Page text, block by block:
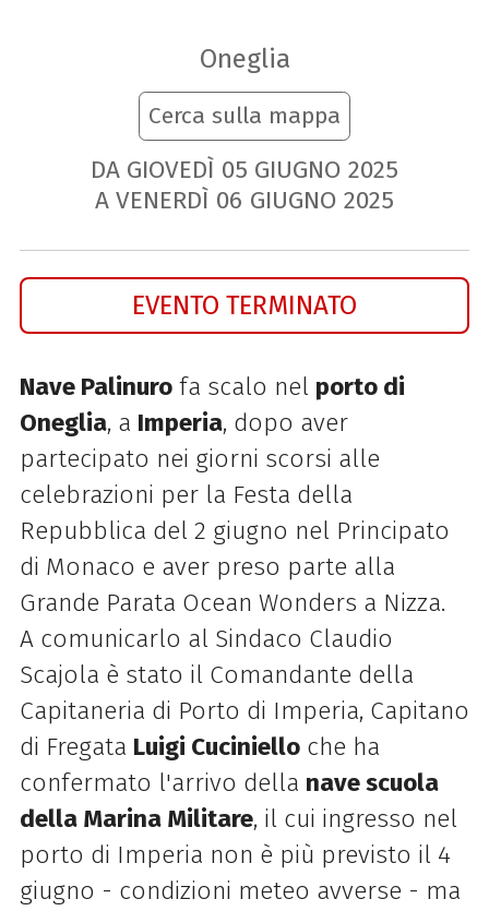
Oneglia
Cerca sulla mappa
DA GIOVEDÌ 05 GIUGNO 2025
A VENERDÌ 06 GIUGNO 2025
EVENTO TERMINATO
Nave Palinurofa scalo nel porto di
Oneglia, a Imperia, dopo aver
partecipato nei giorni scorsi alle
celebrazioni per la Festa della
Repubblica del 2 giugno nel Principato
di Monaco e aver preso parte alla
Grande Parata Ocean Wonders a Nizza.
A comunicarlo al Sindaco Claudio
Scajola è stato il Comandante della
Capitaneria di Porto di Imperia, Capitano
di Fregata Luigi Cucinielloche ha
confermato l'arrivo della nave scuola
della Marina Militare, il cui ingresso nel
porto di Imperia non è più previsto il 4
giugno - condizioni meteo avverse - ma